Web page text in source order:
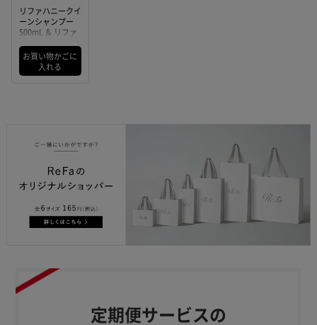
リファハニークイ
ーンシャンプー
500mL ＆ リファ
リートメント
お買い物かごに
入れる
定期便サービスの